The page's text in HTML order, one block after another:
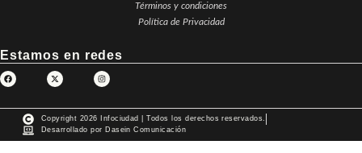
Términos y condiciones
Política de Privacidad
Estamos en redes
Copyright 2026 Infociudad | Todos los derechos reservados.
Desarrollado por Dasein Comunicación